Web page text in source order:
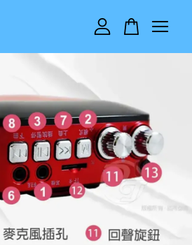
目前還是空的。
繼續購物